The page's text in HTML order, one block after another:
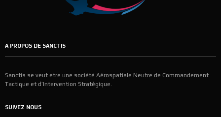
A PROPOS DE SANCTIS
Sanctis se veut etre une société Aérospatiale Neutre de Commandement
Tactique et d’Intervention Stratégique.
SUIVEZ NOUS